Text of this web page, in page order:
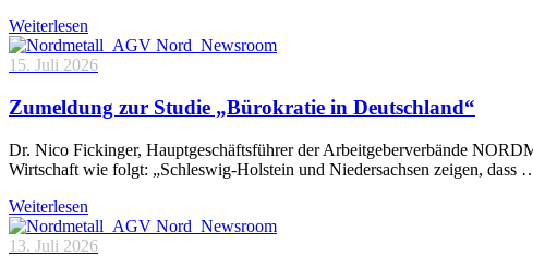
Weiterlesen
15. Juli 2026
Zumeldung zur Studie „Bürokratie in Deutschland“
Dr. Nico Fickinger, Hauptgeschäftsführer der Arbeitgeberverbände
Wirtschaft wie folgt: „Schleswig-Holstein und Niedersachsen zeigen, dass
Weiterlesen
13. Juli 2026